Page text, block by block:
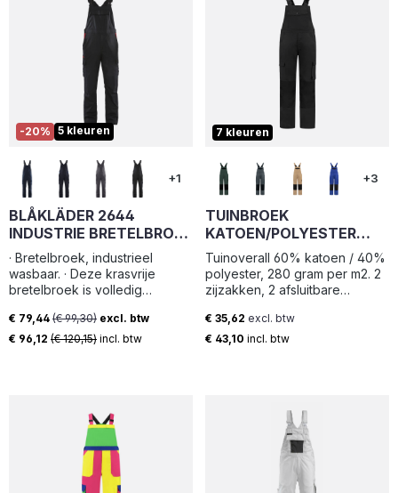
-20% 5 kleuren
+1
BLÅKLÄDER 2644
INDUSTRIE BRETELBROEK
STRETCH
· Bretelbroek, industrieel
wasbaar. · Deze krasvrije
bretelbroek is volledig
weg stretchstof. · Verborgen
functies, waaronder een
omgevingen met gevoelige
oppervlakken. · Reflecterende
details aan de broekspijpen
zorgt voor extra zichtbaarheid
Verkoopprijs:
€ 79,44 (€ 99,30) excl. btw
€ 96,12 (€ 120,15) incl. btw
7 kleuren
+3
TUINBROEK
KATOEN/POLYESTER
ZWART MAAT 56
Tuinoverall 60% katoen / 40%
polyester, 280 gram per m2. 2
zijzakken, 2 afsluitbare
afsluitbare borstzak, cordura
kniezakken, rolmaatzak,
Normale prijs:
€ 35,62 excl. btw
€ 43,10 incl. btw